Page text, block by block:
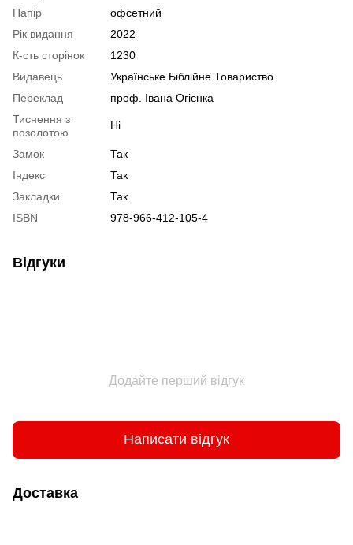
Папір
офсетний
Рік видання
2022
К-сть сторінок
1230
Видавець
Українське Біблійне Товариство
Переклад
проф. Івана Огієнка
Тиснення з
позолотою
Ні
Замок
Так
Індекс
Так
Закладки
Так
ISBN
978-966-412-105-4
Відгуки
Додайте перший відгук
Написати відгук
Доставка